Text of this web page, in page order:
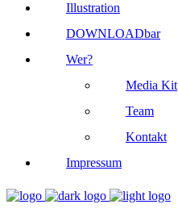
Illustration
DOWNLOADbar
Wer?
Media Kit
Team
Kontakt
Impressum